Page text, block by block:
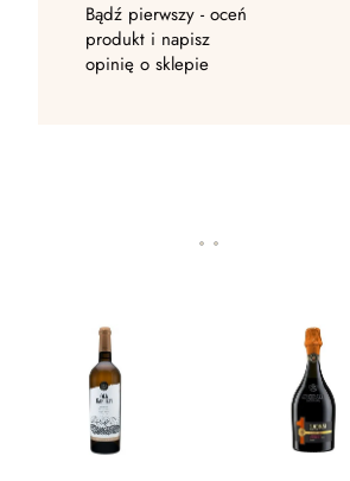
Bądź pierwszy - oceń
produkt i napisz
opinię o sklepie